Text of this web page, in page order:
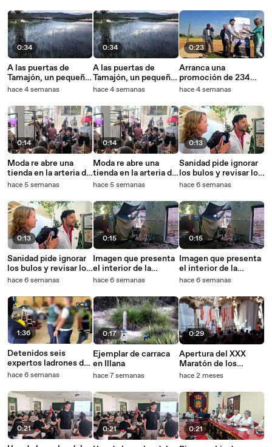
0:34
A las puertas de
Tamajón, un pequeño
humedal se
primavera y verano
en un refugio de
calma.
hace 4 semanas
0:14
Moda re abre una
tienda en la arteria de
la capital.
hace 5 semanas
0:13
Sanidad pide ignorar
los bulos y revisar los
lunares.
hace 6 semanas
1:36
Detenidos seis
expertos ladrones de
bancos
hace 6 semanas
0:21
0:34
A las puertas de
Tamajón, un pequeño
humedal se
primavera y verano
en un refugio de
calma.
hace 4 semanas
0:14
Moda re abre una
tienda en la arteria de
la capital.
hace 5 semanas
0:15
Imagen que presenta
el interior de la
antigua cantina del
hace 6 semanas
0:17
Ejemplar de carraca
en Illana
hace 7 semanas
0:21
0:23
Arranca una
promoción de 234
viviendas con
institucional.
hace 4 semanas
0:13
Sanidad pide ignorar
los bulos y revisar los
lunares.
hace 6 semanas
0:15
Imagen que presenta
el interior de la
antigua cantina del
hace 6 semanas
0:29
Apertura del XXX
Maratón de los
Cuentos de
de la alcaldesa, Ana
Guarinos.
hace 2 meses
0:21